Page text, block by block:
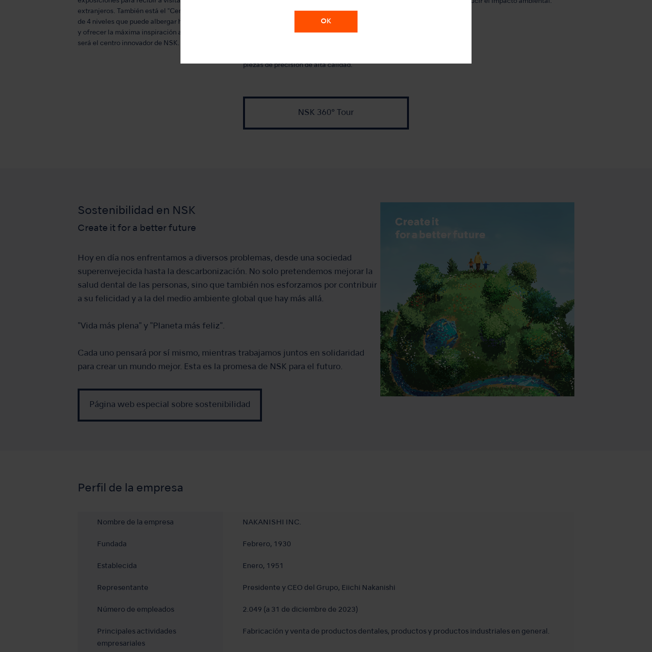
OK
extranjeros. También está el "Center Court", un atrio
de 4 niveles que puede albergar hasta 600 personas
y ofrecer la máxima inspiración a los visitantes. RD1
será el centro innovador de NSK.
de todos los procesos, desde el corte de las materias
primas en barra en un torno CNC seguido del centro
de mecanizado, el rectificado CNC, el tratamiento
piezas de precisión de alta calidad.
NSK 360° Tour
Sostenibilidad en NSK
Create it for a better future
Hoy en día nos enfrentamos a diversos problemas, desde una sociedad
superenvejecida hasta la descarbonización. No solo pretendemos mejorar la
salud dental de las personas, sino que también nos esforzamos por contribuir
a su felicidad y a la del medio ambiente global que hay más allá.
"Vida más plena" y "Planeta más feliz".
Cada uno pensará por sí mismo, mientras trabajamos juntos en solidaridad
para crear un mundo mejor. Esta es la promesa de NSK para el futuro.
Página web especial sobre sostenibilidad
Perfil de la empresa
Nombre de la empresa NAKANISHI INC.
Fundada Febrero, 1930
Establecida Enero, 1951
Representante Presidente y CEO del Grupo, Eiichi Nakanishi
Número de empleados 2.049 (a 31 de diciembre de 2023)
Principales actividades
empresariales
Fabricación y venta de productos dentales, productos y productos industriales en general.